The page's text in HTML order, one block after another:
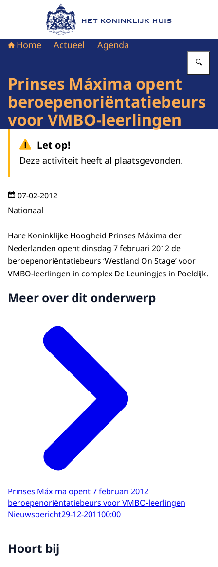
Naar de homepage van Het Koninklijk Huis
Home Actueel Agenda
Prinses Máxima opent
beroepenoriëntatiebeurs
voor VMBO-leerlingen
Let op!
Deze activiteit heeft al plaatsgevonden.
07-02-2012
Nationaal
Hare Koninklijke Hoogheid Prinses Máxima der
Nederlanden opent dinsdag 7 februari 2012 de
beroepenoriëntatiebeurs ‘Westland On Stage’ voor
VMBO-leerlingen in complex De Leuningjes in Poeldijk.
Meer over dit onderwerp
Prinses Máxima opent 7 februari 2012
beroepenoriëntatiebeurs voor VMBO-leerlingen
Nieuwsbericht29-12-201100:00
Hoort bij